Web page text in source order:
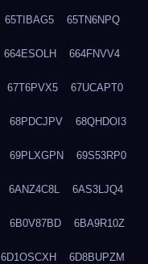
65TIBAG5 65TN6NPQ
664ESOLH 664FNVV4
67T6PVX5 67UCAPT0
68PDCJPV 68QHDOI3
69PLXGPN 69S53RP0
6ANZ4C8L 6AS3LJQ4
6B0V87BD 6BA9R10Z
6D1OSCXH 6D8BUPZM